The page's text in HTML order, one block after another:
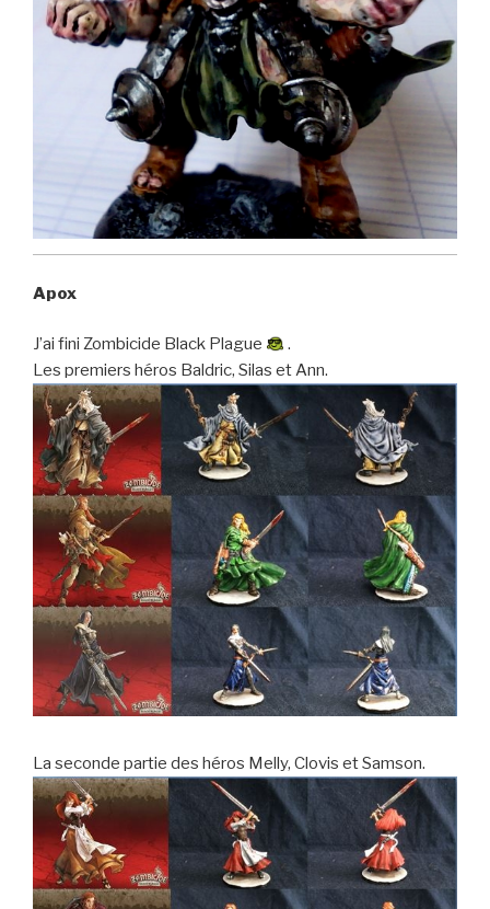
Apox
J’ai fini Zombicide Black Plague
.
Les premiers héros Baldric, Silas et Ann.
La seconde partie des héros Melly, Clovis et Samson.